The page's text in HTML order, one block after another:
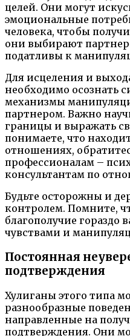
целей. Они могут
эмоциональные
человека, чтобы
они выбирают
податливы к
Для исцеления и
необходимо осознать
механизмы
партнером. Важно
границы и выражать
понимаете, что
отношениях,
профессионалам –
консультантам по
Будьте осторожны и
контролем. Помните,
благополучие гораздо
чувствами и
Постоянная
подтверждения
Хулиганы этого типа
разнообразные
направленные на
подтверждения. Они